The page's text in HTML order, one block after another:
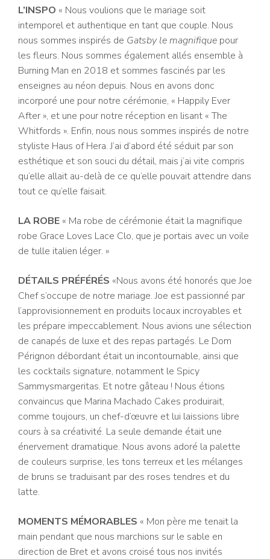
L’INSPO « Nous voulions que le mariage soit
intemporel et authentique en tant que couple. Nous
nous sommes inspirés de Gatsby le magnifique pour
les fleurs. Nous sommes également allés ensemble à
Burning Man en 2018 et sommes fascinés par les
enseignes au néon depuis. Nous en avons donc
incorporé une pour notre cérémonie, « Happily Ever
After », et une pour notre réception en lisant « The
Whitfords ». Enfin, nous nous sommes inspirés de notre
styliste Haus of Hera. J’ai d’abord été séduit par son
esthétique et son souci du détail, mais j’ai vite compris
qu’elle allait au-delà de ce qu’elle pouvait attendre dans
tout ce qu’elle faisait.
LA ROBE « Ma robe de cérémonie était la magnifique
robe Grace Loves Lace Clo, que je portais avec un voile
de tulle italien léger. »
DÉTAILS PRÉFÉRÉS «Nous avons été honorés que Joe
Chef s’occupe de notre mariage. Joe est passionné par
l’approvisionnement en produits locaux incroyables et
les prépare impeccablement. Nous avions une sélection
de canapés de luxe et des repas partagés. Le Dom
Pérignon débordant était un incontournable, ainsi que
les cocktails signature, notamment le Spicy
Sammysmargeritas. Et notre gâteau ! Nous étions
convaincus que Marina Machado Cakes produirait,
comme toujours, un chef-d’œuvre et lui laissions libre
cours à sa créativité. La seule demande était une
énervement dramatique. Nous avons adoré la palette
de couleurs surprise, les tons terreux et les mélanges
de bruns se traduisant par des roses tendres et du
latte.
MOMENTS MÉMORABLES « Mon père me tenait la
main pendant que nous marchions sur le sable en
direction de Bret et avons croisé tous nos invités